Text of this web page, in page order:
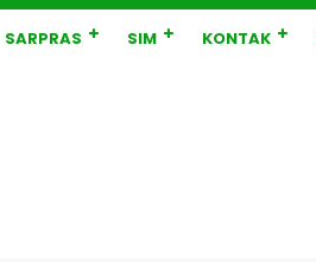
SARPRAS SIM KONTAK